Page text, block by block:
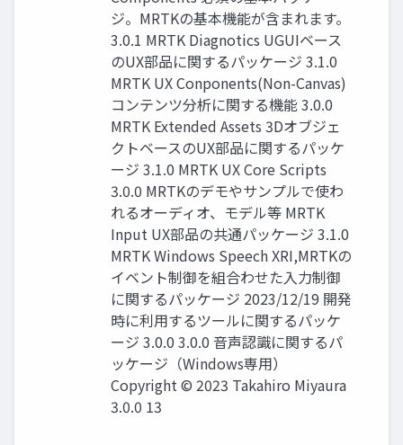
ジ。MRTKの基本機能が含まれます。
3.0.1 MRTK Diagnotics UGUIベース
のUX部品に関するパッケージ 3.1.0
MRTK UX Conponents(Non-Canvas)
コンテンツ分析に関する機能 3.0.0
MRTK Extended Assets 3Dオブジェ
クトベースのUX部品に関するパッケ
ージ 3.1.0 MRTK UX Core Scripts
3.0.0 MRTKのデモやサンプルで使わ
れるオーディオ、モデル等 MRTK
Input UX部品の共通パッケージ 3.1.0
MRTK Windows Speech XRI,MRTKの
イベント制御を組合わせた入力制御
に関するパッケージ 2023/12/19 開発
時に利用するツールに関するパッケ
ージ 3.0.0 3.0.0 音声認識に関するパ
ッケージ（Windows専用）
Copyright © 2023 Takahiro Miyaura
3.0.0 13